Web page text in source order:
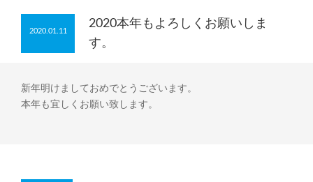
2020.01.11
2020本年もよろしくお願いしま
す。
新年明けましておめでとうございます。
本年も宜しくお願い致します。